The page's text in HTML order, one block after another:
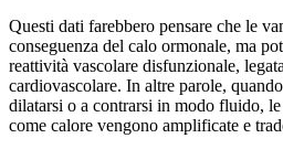
Questi dati farebbero pensare che le
conseguenza del calo ormonale, ma
reattività vascolare disfunzionale,
cardiovascolare. In altre parole,
dilatarsi o a contrarsi in modo fluido,
come calore vengono amplificate e